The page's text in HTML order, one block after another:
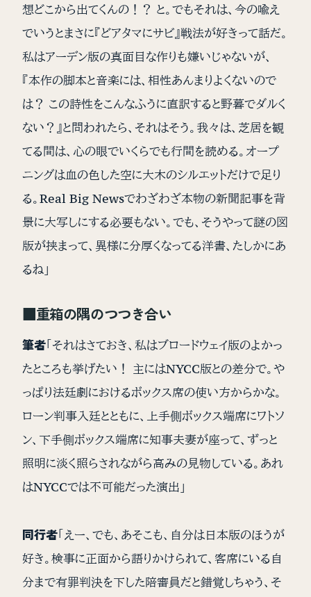
想どこから出てくんの！？ と。でもそれは、今の喩え
でいうとまさに『どアタマにサビ』戦法が好きって話だ。
私はアーデン版の真面目な作りも嫌いじゃないが、
『本作の脚本と音楽には、相性あんまりよくないので
は？ この詩性をこんなふうに直訳すると野暮でダルく
ない？』と問われたら、それはそう。我々は、芝居を観
てる間は、心の眼でいくらでも行間を読める。オープ
ニングは血の色した空に大木のシルエットだけで足り
る。Real Big Newsでわざわざ本物の新聞記事を背
景に大写しにする必要もない。でも、そうやって謎の図
版が挟まって、異様に分厚くなってる洋書、たしかにあ
るね」
■重箱の隅のつつき合い
筆者「それはさておき、私はブロードウェイ版のよかっ
たところも挙げたい！ 主にはNYCC版との差分で。や
っぱり法廷劇におけるボックス席の使い方からかな。
ローン判事入廷とともに、上手側ボックス端席にワトソ
ン、下手側ボックス端席に知事夫妻が座って、ずっと
照明に淡く照らされながら高みの見物している。あれ
はNYCCでは不可能だった演出」
同行者「えー、でも、あそこも、自分は日本版のほうが
好き。検事に正面から語りかけられて、客席にいる自
分まで有罪判決を下した陪審員だと錯覚しちゃう、そ